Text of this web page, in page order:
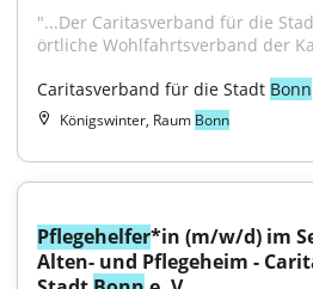
"...Der Caritasverband für die
örtliche Wohlfahrtsverband der
Caritasverband für die Stadt Bonn
Königswinter, Raum Bonn
Pflegehelfer*in (m/w/d) im
Alten- und Pflegeheim -